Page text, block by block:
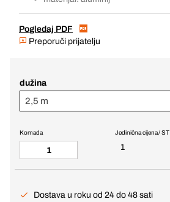
Pogledaj PDF
Preporuči prijatelju
dužina
2,5 m
Jedinična cijena / ST
1
Komada
Dostava u roku od 24 do 48 sati